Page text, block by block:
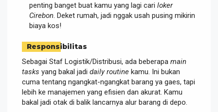
penting banget buat kamu yang lagi cari loker
Cirebon . Deket rumah, jadi nggak usah pusing mikirin
biaya kos!
Responsibilitas
Sebagai Staf Logistik/Distribusi, ada beberapa main
tasks yang bakal jadi daily routine kamu. Ini bukan
cuma tentang ngangkat-ngangkat barang ya gaes, tapi
lebih ke manajemen yang efisien dan akurat. Kamu
bakal jadi otak di balik lancarnya alur barang di depo.